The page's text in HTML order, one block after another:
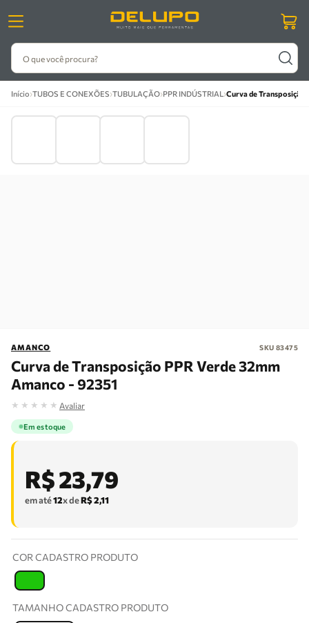
O que você procura?
Início›TUBOS E CONEXÕES›TUBULAÇÃO›PPR INDÚSTRIAL ›Curva de Transposição
AMANCO SKU 83475
Curva de Transposição PPR Verde 32mm
Amanco - 92351
★ ★ ★ ★ ★ Avaliar
Em estoque
R$23,79
em até12x deR$2,11
COR CADASTRO PRODUTO
TAMANHO CADASTRO PRODUTO